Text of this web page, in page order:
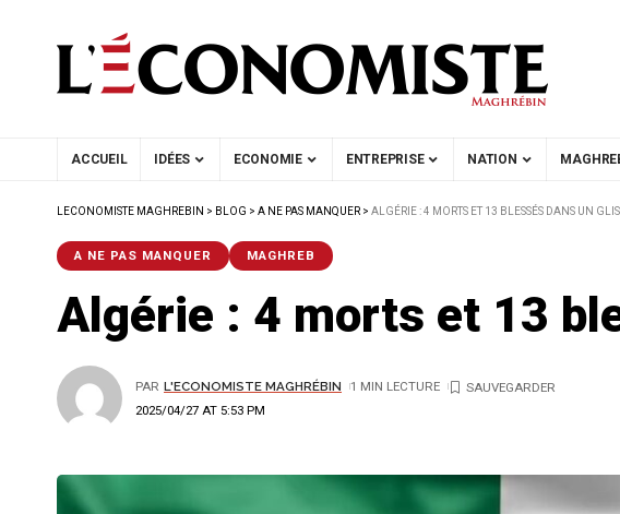
ACCUEIL IDÉES ECONOMIE ENTREPRISE NATION
LECONOMISTE MAGHREBIN > BLOG > A NE PAS MANQUER > ALGÉRIE : 4 MORTS ET 13 BLESSÉS DANS UN
A NE PAS MANQUER MAGHREB
Algérie : 4 morts et 13
2025/04/27 AT 5:53 PM
PAR L'ECONOMISTE MAGHRÉBIN 1 MIN LECTURE